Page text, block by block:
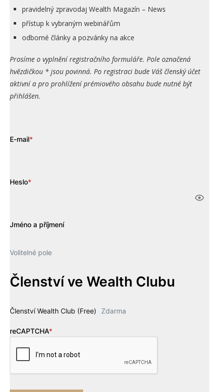
pravidelný zpravodaj Wealth Magazín – News
přístup k vybraným webinářům
odborné články a pozvánky na akce
Prosíme o vyplnění registračního formuláře. Pole označená
hvězdičkou * jsou povinná. Po registraci bude Váš členský účet
aktivní a pro prohlížení prémiového obsahu bude nutné být
přihlášen.
E-mail*
Heslo*
Jméno a příjmení
Volitelné pole
Členství ve Wealth Clubu
Členství Wealth Club (Free) Zdarma
reCAPTCHA*